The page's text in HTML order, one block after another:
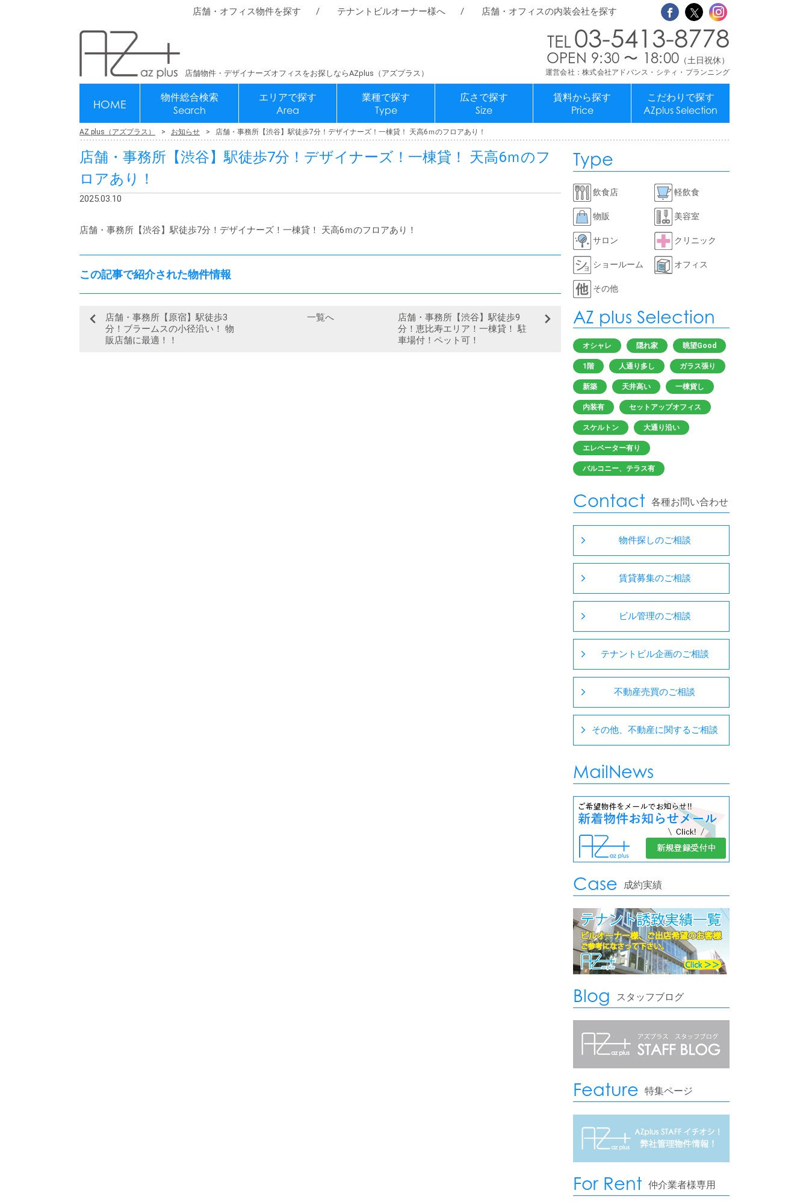
店舗物件・デザイナーズオフィスをお探しならAZplus（アズプラス）
店舗・オフィス物件を探す テナントビルオーナー様へ 店舗・オフィスの内装会社を探す
HOME
物件総合検索
Search
エリアで探す
Area
業種で探す
Type
広さで探す
Size
賃料から探す
Price
こだわりで探す
AZplus Selection
03-5413-8778
OPEN 9:30 〜 18:00 （土日祝休）
運営会社：株式会社アドバンス・シティ・プランニング
AZ plus（アズプラス） お知らせ 店舗・事務所【渋谷】駅徒歩7分！デザイナーズ！一棟貸！ 天高6ｍのフロアあり！
店舗・事務所【渋谷】駅徒歩7分！デザイナーズ！一棟貸！ 天高6ｍのフ
ロアあり！
2025.03.10
店舗・事務所【渋谷】駅徒歩7分！デザイナーズ！一棟貸！ 天高6ｍのフロアあり！
この記事で紹介された物件情報
店舗・事務所【原宿】駅徒歩3
分！ブラームスの小径沿い！ 物
販店舗に最適！！
一覧へ
店舗・事務所【渋谷】駅徒歩9
分！恵比寿エリア！一棟貸！ 駐
車場付！ペット可！
Type
飲食店 軽飲食
物販 美容室
サロン クリニック
ショールーム オフィス
その他
AZ plus Selection
オシャレ 隠れ家 眺望Good
1階 人通り多し ガラス張り
新築 天井高い 一棟貨し
内装有 セットアップオフィス
スケルトン 大通り沿い
エレベーター有り
バルコニー、テラス有
Contact 各種お問い合わせ
物件探しのご相談
賃貸募集のご相談
ビル管理のご相談
テナントビル企画のご相談
不動産売買のご相談
その他、不動産に関するご相談
MailNews
Case 成約実績
Blog スタッフブログ
Feature 特集ページ
For Rent 仲介業者様専用